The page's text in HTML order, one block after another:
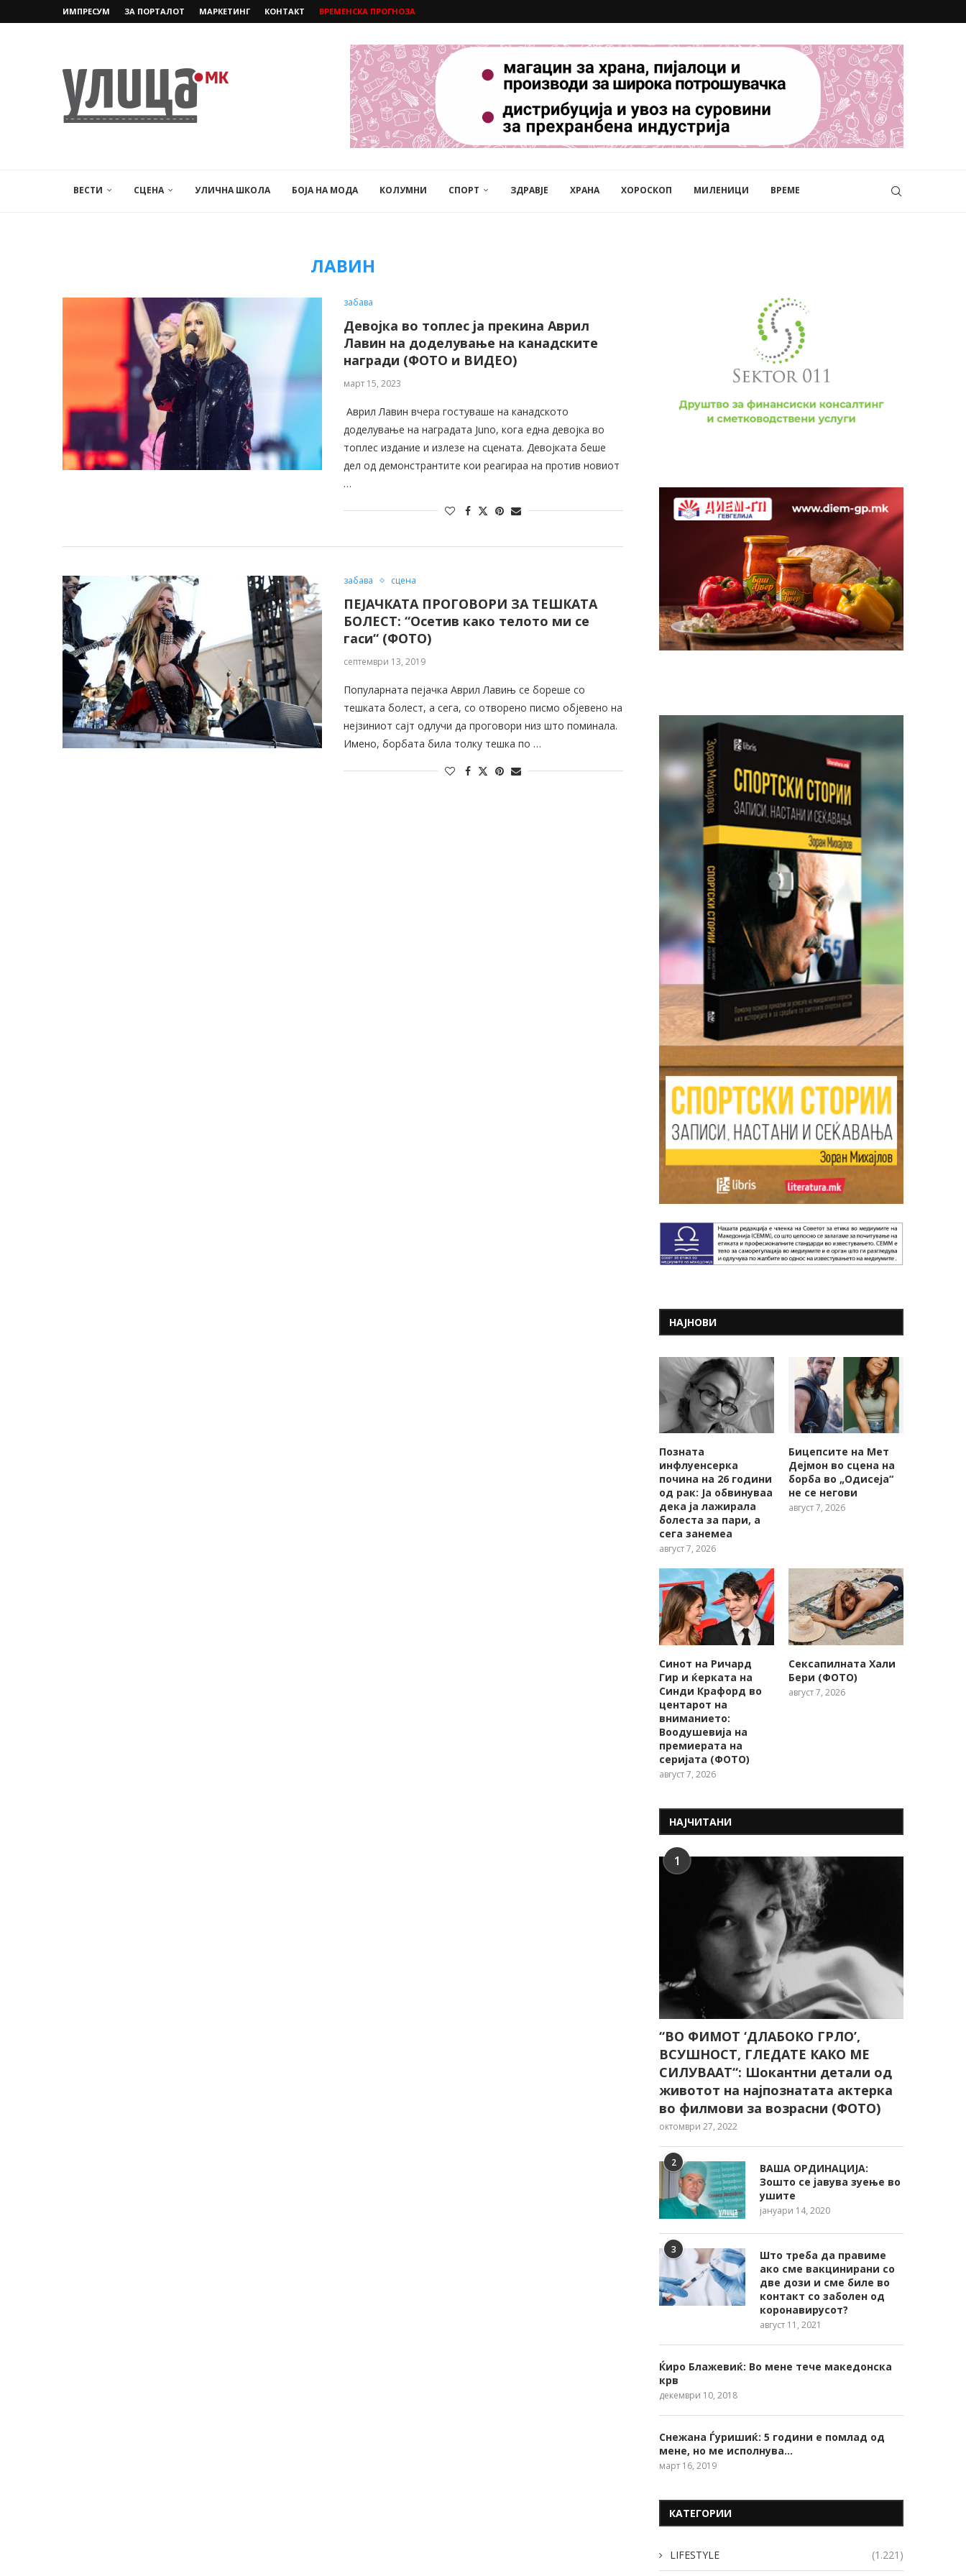
ИМПРЕСУМ ЗА ПОРТАЛОТ МАРКЕТИНГ КОНТАКТ ВРЕМЕНСКА ПРОГНОЗА
ВЕСТИ СЦЕНА УЛИЧНА ШКОЛА БОЈА НА МОДА КОЛУМНИ СПОРТ ЗДРАВЈЕ ХРАНА ХОРОСКОП МИЛЕНИЦИ ВРЕМЕ
ЛАВИН
забава
Девојка во топлес ја прекина Аврил
Лавин на доделување на канадските
награди (ФОТО и ВИДЕО)
март 15, 2023
Аврил Лавин вчера гостуваше на канадското
доделување на наградата Juno, кога една девојка во
топлес издание и излезе на сцената. Девојката беше
дел од демонстрантите кои реагираа на против новиот
…
забава сцена
ПЕЈАЧКАТА ПРОГОВОРИ ЗА ТЕШКАТА
БОЛЕСТ: “Осетив како телото ми се
гаси“ (ФОТО)
септември 13, 2019
Популарната пејачка Аврил Лавињ се бореше со
тешката болест, а сега, со отворено писмо објевено на
нејзиниот сајт одлучи да проговори низ што поминала.
Имено, борбата била толку тешка по …
НАЈНОВИ
Позната
инфлуенсерка
почина на 26 години
од рак: Ја обвинуваа
дека ја лажирала
болеста за пари, а
сега занемеа
август 7, 2026
Бицепсите на Мет
Дејмон во сцена на
борба во „Одисеја“
не се негови
август 7, 2026
Синот на Ричард
Гир и ќерката на
Синди Крафорд во
центарот на
вниманието:
Воодушевија на
премиерата на
серијата (ФОТО)
август 7, 2026
Сексапилната Хали
Бери (ФОТО)
август 7, 2026
НАЈЧИТАНИ
1
“ВО ФИМОТ ‘ДЛАБОКО ГРЛО’,
ВСУШНОСТ, ГЛЕДАТЕ КАКО МЕ
СИЛУВААТ“: Шокантни детали од
животот на најпознатата актерка
во филмови за возрасни (ФОТО)
октомври 27, 2022
2
ВАША ОРДИНАЦИЈА:
Зошто се јавува зуење во
ушите
јануари 14, 2020
3
Што треба да правиме
ако сме вакцинирани со
две дози и сме биле во
контакт со заболен од
коронавирусот?
август 11, 2021
Ќиро Блажевиќ: Во мене тече македонска
крв
декември 10, 2018
Снежана Ѓуришиќ: 5 години е помлад од
мене, но ме исполнува…
март 16, 2019
КАТЕГОРИИ
LIFESTYLE (1.221)